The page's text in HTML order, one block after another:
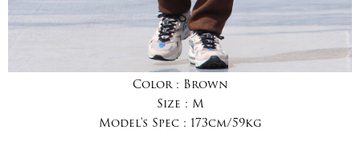
Color : Brown
Size : M
Model's Spec : 173cm/59kg